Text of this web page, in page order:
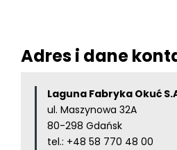
Adres i dane
Laguna Fabryka Okuć
ul. Maszynowa 32A
80-298 Gdańsk
tel.: +48 58 770 48 00